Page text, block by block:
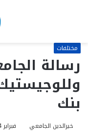
مختلفات
رسالة
بنك
خيرالدين الجامعي فبراير 14, 2014